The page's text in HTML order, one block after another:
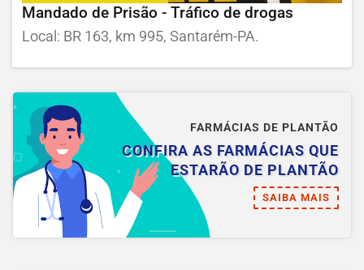
Mandado de Prisão - Tráfico de drogas
Local: BR 163, km 995, Santarém-PA.
FARMÁCIAS DE PLANTÃO
CONFIRA AS FARMÁCIAS QUE
ESTARÃO DE PLANTÃO
SAIBA MAIS